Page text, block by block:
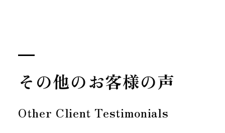
その他のお客様の声
Other Client Testimonials